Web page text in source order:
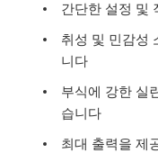
간단한 설정 및
취성 및 민감성
니다
부식에 강한 실
습니다
최대 출력을 제